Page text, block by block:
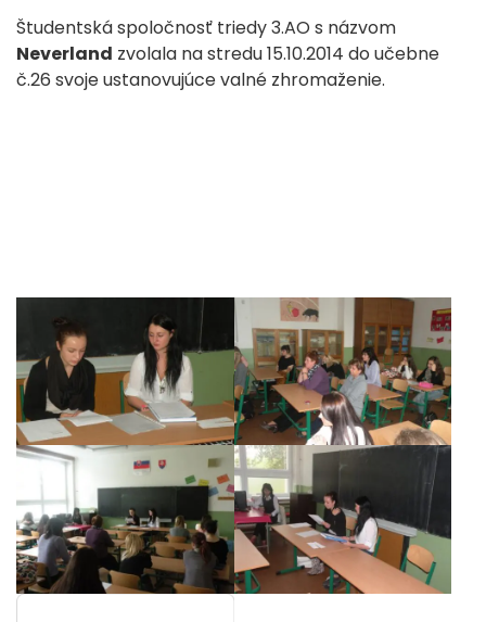
Študentská spoločnosť triedy 3.AO s názvom
Neverland zvolala na stredu 15.10.2014 do učebne
č.26 svoje ustanovujúce valné zhromaženie.